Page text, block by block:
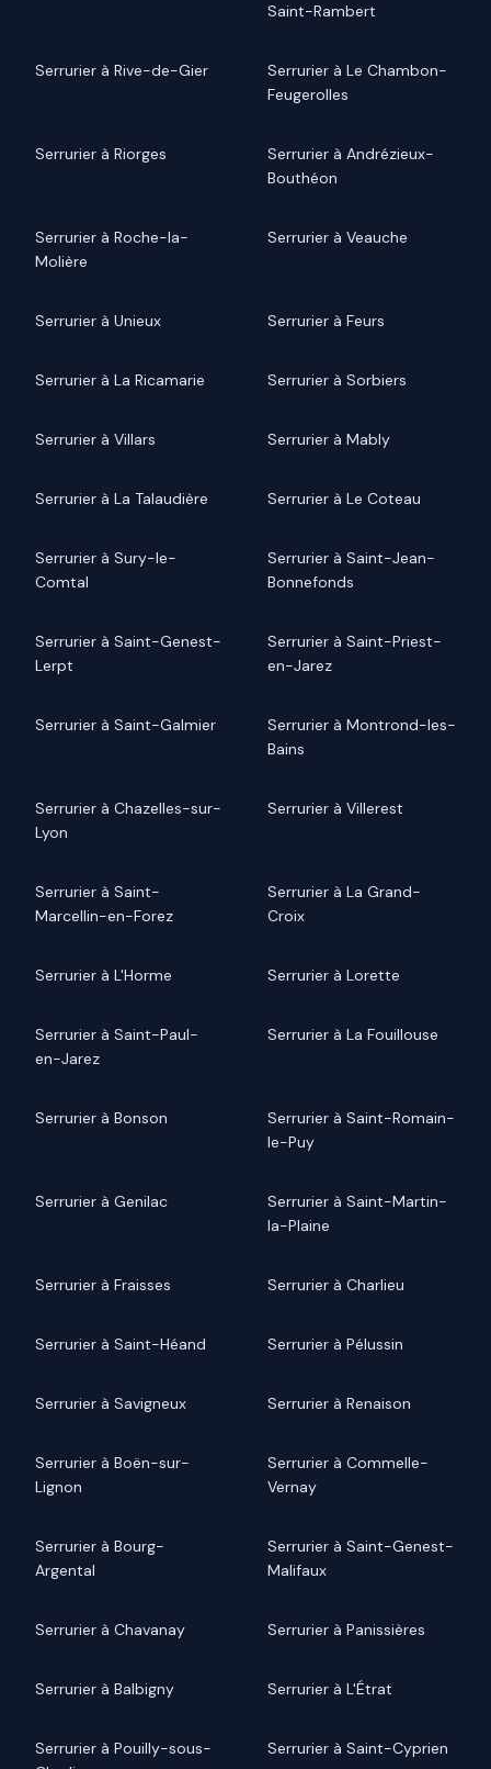
Saint-Rambert
Serrurier à Rive-de-Gier
Serrurier à Le Chambon-
Feugerolles
Serrurier à Riorges
Serrurier à Andrézieux-
Bouthéon
Serrurier à Roche-la-
Molière
Serrurier à Veauche
Serrurier à Unieux Serrurier à Feurs
Serrurier à La Ricamarie Serrurier à Sorbiers
Serrurier à Villars Serrurier à Mably
Serrurier à La Talaudière Serrurier à Le Coteau
Serrurier à Sury-le-
Comtal
Serrurier à Saint-Jean-
Bonnefonds
Serrurier à Saint-Genest-
Lerpt
Serrurier à Saint-Priest-
en-Jarez
Serrurier à Saint-Galmier
Serrurier à Montrond-les-
Bains
Serrurier à Chazelles-sur-
Lyon
Serrurier à Villerest
Serrurier à Saint-
Marcellin-en-Forez
Serrurier à La Grand-
Croix
Serrurier à L'Horme Serrurier à Lorette
Serrurier à Saint-Paul-
en-Jarez
Serrurier à La Fouillouse
Serrurier à Bonson
Serrurier à Saint-Romain-
le-Puy
Serrurier à Genilac
Serrurier à Saint-Martin-
la-Plaine
Serrurier à Fraisses Serrurier à Charlieu
Serrurier à Saint-Héand Serrurier à Pélussin
Serrurier à Savigneux Serrurier à Renaison
Serrurier à Boën-sur-
Lignon
Serrurier à Commelle-
Vernay
Serrurier à Bourg-
Argental
Serrurier à Saint-Genest-
Malifaux
Serrurier à Chavanay Serrurier à Panissières
Serrurier à Balbigny Serrurier à L'Étrat
Serrurier à Pouilly-sous-
Serrurier à Saint-Cyprien